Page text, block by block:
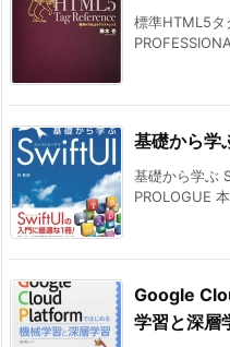
標準HTML5タ
基礎から学
基礎から学ぶ
PROLOGUE
Google
学習と深層